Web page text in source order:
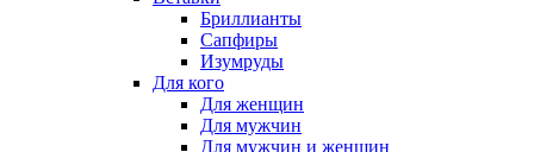
Бриллианты
Сапфиры
Изумруды
Для кого
Для женщин
Для мужчин
Для мужчин и женщин